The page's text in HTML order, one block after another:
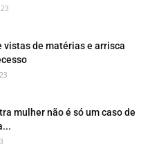
vistas de matérias e arrisca
mulher não é só um caso de